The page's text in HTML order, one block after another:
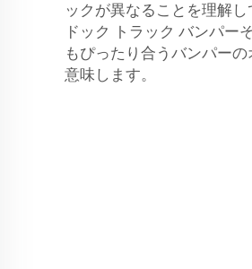
ックが異なることを理解
ドック トラック バンパー
もぴったり合うバンパー
意味します。